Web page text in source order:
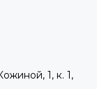
1, к. 1,